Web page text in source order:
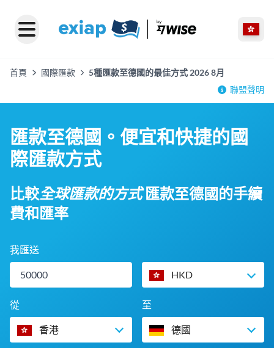
首頁 國際匯款
5種匯款至德國的最佳方式 2026 8月
聯盟聲明
匯款至德國。便宜和快捷的國
際匯款方式
比較全球匯款的方式匯款至德國的手續
費和匯率
我匯送
HKD
從
香港
至
德國